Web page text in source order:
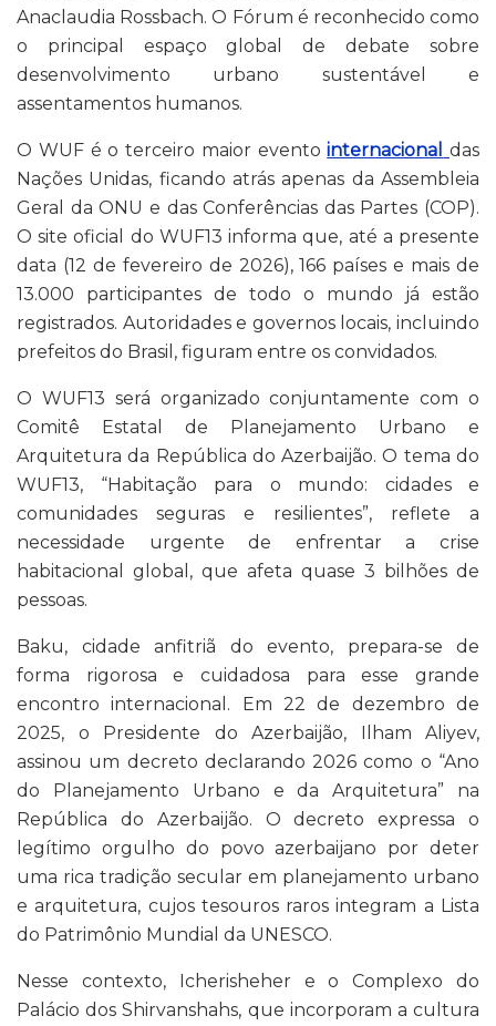
Anaclaudia Rossbach. O Fórum é reconhecido como
o principal espaço global de debate sobre
desenvolvimento urbano sustentável e
assentamentos humanos.
O WUF é o terceiro maior eventointernacional das
Nações Unidas, ficando atrás apenas da Assembleia
Geral da ONU e das Conferências das Partes (COP).
O site oficial do WUF13 informa que, até a presente
data (12 de fevereiro de 2026), 166 países e mais de
13.000 participantes de todo o mundo já estão
registrados. Autoridades e governos locais, incluindo
prefeitos do Brasil, figuram entre os convidados.
O WUF13 será organizado conjuntamente com o
Comitê Estatal de Planejamento Urbano e
Arquitetura da República do Azerbaijão. O tema do
WUF13, “Habitação para o mundo: cidades e
comunidades seguras e resilientes”, reflete a
necessidade urgente de enfrentar a crise
habitacional global, que afeta quase 3 bilhões de
pessoas.
Baku, cidade anfitriã do evento, prepara-se de
forma rigorosa e cuidadosa para esse grande
encontro internacional. Em 22 de dezembro de
2025, o Presidente do Azerbaijão, Ilham Aliyev,
assinou um decreto declarando 2026 como o “Ano
do Planejamento Urbano e da Arquitetura” na
República do Azerbaijão. O decreto expressa o
legítimo orgulho do povo azerbaijano por deter
uma rica tradição secular em planejamento urbano
e arquitetura, cujos tesouros raros integram a Lista
do Patrimônio Mundial da UNESCO.
Nesse contexto, Icherisheher e o Complexo do
Palácio dos Shirvanshahs, que incorporam a cultura